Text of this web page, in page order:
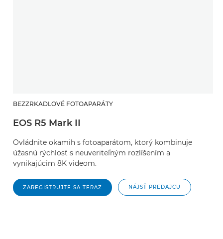
BEZZRKADLOVÉ FOTOAPARÁTY
EOS R5 Mark II
Ovládnite okamih s fotoaparátom, ktorý kombinuje
úžasnú rýchlosť s neuveriteľným rozlíšením a
vynikajúcim 8K videom.
ZAREGISTRUJTE SA TERAZ NÁJSŤ PREDAJCU